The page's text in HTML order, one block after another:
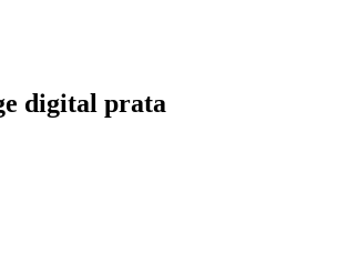
digital prata